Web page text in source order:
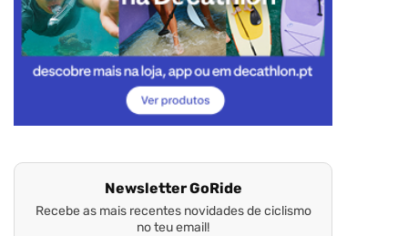
Newsletter GoRide
Recebe as mais recentes novidades de ciclismo
no teu email!